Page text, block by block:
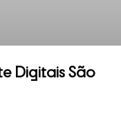
Digitais São